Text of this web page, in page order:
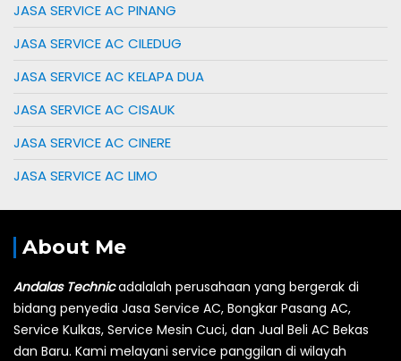
JASA SERVICE AC PINANG
JASA SERVICE AC CILEDUG
JASA SERVICE AC KELAPA DUA
JASA SERVICE AC CISAUK
JASA SERVICE AC CINERE
JASA SERVICE AC LIMO
About Me
Andalas Technicadalalah perusahaan yang bergerak di
bidang penyedia Jasa Service AC, Bongkar Pasang AC,
Service Kulkas, Service Mesin Cuci, dan Jual Beli AC Bekas
dan Baru. Kami melayani service panggilan di wilayah